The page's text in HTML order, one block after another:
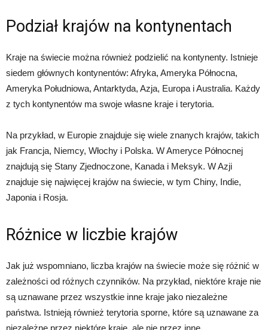
Podział krajów na kontynentach
Kraje na świecie można również podzielić na kontynenty. Istnieje
siedem głównych kontynentów: Afryka, Ameryka Północna,
Ameryka Południowa, Antarktyda, Azja, Europa i Australia. Każdy
z tych kontynentów ma swoje własne kraje i terytoria.
Na przykład, w Europie znajduje się wiele znanych krajów, takich
jak Francja, Niemcy, Włochy i Polska. W Ameryce Północnej
znajdują się Stany Zjednoczone, Kanada i Meksyk. W Azji
znajduje się najwięcej krajów na świecie, w tym Chiny, Indie,
Japonia i Rosja.
Różnice w liczbie krajów
Jak już wspomniano, liczba krajów na świecie może się różnić w
zależności od różnych czynników. Na przykład, niektóre kraje nie
są uznawane przez wszystkie inne kraje jako niezależne
państwa. Istnieją również terytoria sporne, które są uznawane za